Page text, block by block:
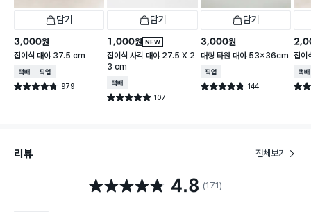
담기
3,000원
접이식 대야 37.5 cm
택배배송매장픽업
별점 4.8점 979
건 작성
담기
NEW
1,000원
접이식 사각 대야 27.5 X 2
3 cm
택배배송
별점 4.9점 107
건 작성
담기
3,000원
대형 타원 대야 53x36cm
매장픽업
별점 4.8점 144
건 작성
접
택배
별점
리뷰 전체보기
별점 4.8점 4.8 (171)